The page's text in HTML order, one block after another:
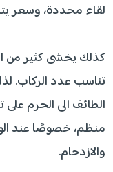
لقاء محددة، وسعر
كذلك يخشى كثير من
تناسب عدد الركاب.
الطائف الى الحرم
منظم، خصوصًا عند
والازدحام.